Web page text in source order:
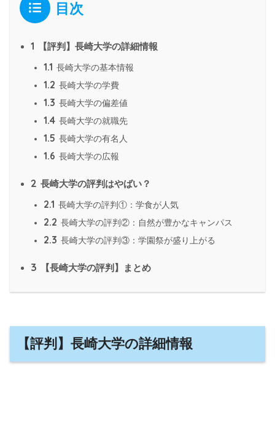
目次
1 【評判】長崎大学の詳細情報
1.1 長崎大学の基本情報
1.2 長崎大学の学費
1.3 長崎大学の偏差値
1.4 長崎大学の就職先
1.5 長崎大学の有名人
1.6 長崎大学の広報
2 長崎大学の評判はやばい？
2.1 長崎大学の評判①：学食が人気
2.2 長崎大学の評判②：自然が豊かなキャンパス
2.3 長崎大学の評判③：学園祭が盛り上がる
3 【長崎大学の評判】まとめ
【評判】長崎大学の詳細情報